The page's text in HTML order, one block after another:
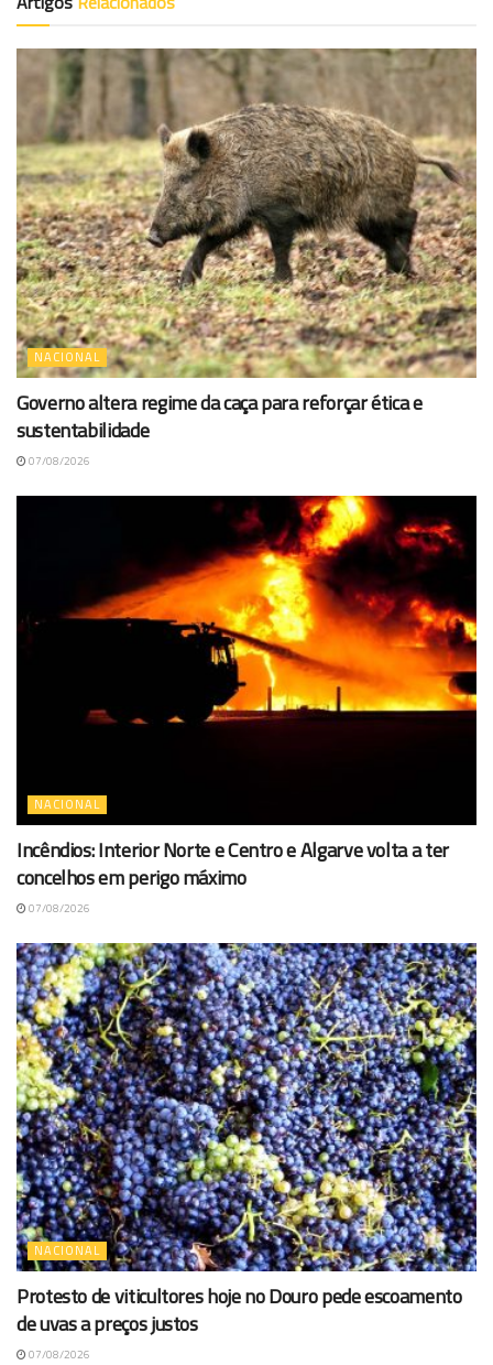
NACIONAL
Governo altera regime da caça para reforçar ética e
sustentabilidade
07/08/2026
NACIONAL
Incêndios: Interior Norte e Centro e Algarve volta a ter
concelhos em perigo máximo
07/08/2026
NACIONAL
Protesto de viticultores hoje no Douro pede escoamento
de uvas a preços justos
07/08/2026